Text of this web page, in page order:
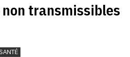
transmissibles